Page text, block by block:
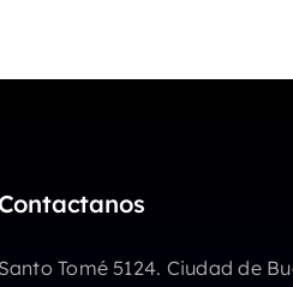
Contactanos
Santo Tomé 5124. Ciudad de